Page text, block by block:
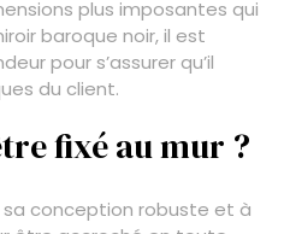
plus imposantes qui
baroque noir, il est
pour s’assurer qu’il
du client.
fixé au mur ?
sa conception robuste et à